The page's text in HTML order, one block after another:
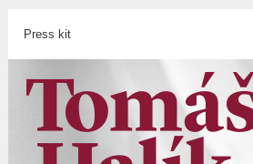
Press kit